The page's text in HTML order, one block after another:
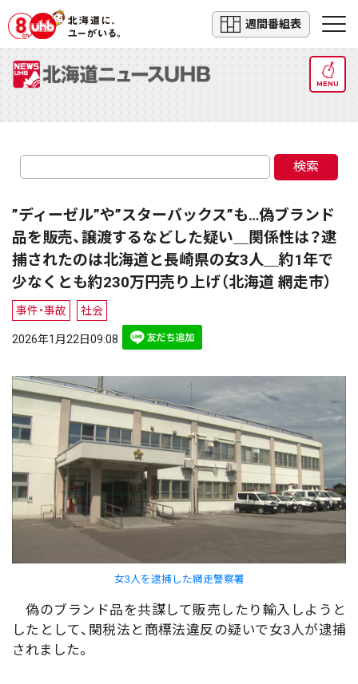
週間番組表
MENU
検索
”ディーゼル”や”スターバックス”も…偽ブランド
品を販売、譲渡するなどした疑い＿関係性は？逮
捕されたのは北海道と長崎県の女3人＿約1年で
少なくとも約230万円売り上げ（北海道 網走市）
事件・事故 社会
2026年1月22日09:08
女3人を逮捕した網走警察署
偽のブランド品を共謀して販売したり輸入しようと
したとして、関税法と商標法違反の疑いで女3人が逮捕
されました。